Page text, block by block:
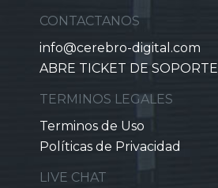
CONTACTANOS
info@cerebro-digital.com
ABRE TICKET DE SOPORTE
TERMINOS LEGALES
Terminos de Uso
Políticas de Privacidad
LIVE CHAT